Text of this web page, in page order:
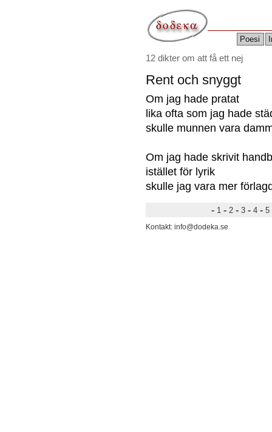
Poesi
12 dikter om att få ett nej
Rent och snyggt
Om jag hade pratat
lika ofta som jag hade
skulle munnen vara
Om jag hade skrivit
istället för lyrik
skulle jag vara mer
-1 -2 -3 -4 -5
Kontakt: info@dodeka.se